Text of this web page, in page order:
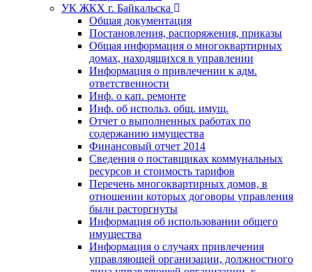
УК ЖКХ г. Байкальска
Общая документация
Постановления, распоряжения, приказы
Общая информация о многоквартирных
домах, находящихся в управлении
Информация о привлечении к адм.
ответственности
Инф. о кап. ремонте
Инф. об использ. общ. имущ.
Отчет о выполненных работах по
содержанию имущества
Финансовый отчет 2014
Сведения о поставщиках коммунальных
ресурсов и стоимость тарифов
Перечень многоквартирных домов, в
отношении которых договоры управления
были расторгнуты
Информация об использовании общего
имущества
Информация о случаях привлечения
управляющей организации, должностного